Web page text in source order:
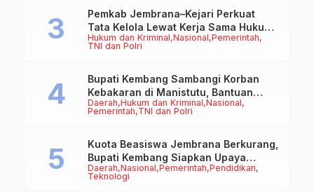
Hukum dan Kriminal Nasional Pemerintah
TNI dan Polri
Pemkab Jembrana–Kejari Perkuat
Tata Kelola Lewat Kerja Sama Hukum
Datun
Daerah Hukum dan Kriminal Nasional
Pemerintah TNI dan Polri
Bupati Kembang Sambangi Korban
Kebakaran di Manistutu, Bantuan
Disalurkan untuk Ringankan Beban
Daerah Nasional Pemerintah Pendidikan
Teknologi
Kuota Beasiswa Jembrana Berkurang,
Bupati Kembang Siapkan Upaya
Penambahan di Tahap II